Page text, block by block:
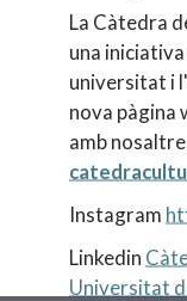
La Càtedra
una
universitat i
nova pàgina
amb
Instagram
Linkedin
Universitat